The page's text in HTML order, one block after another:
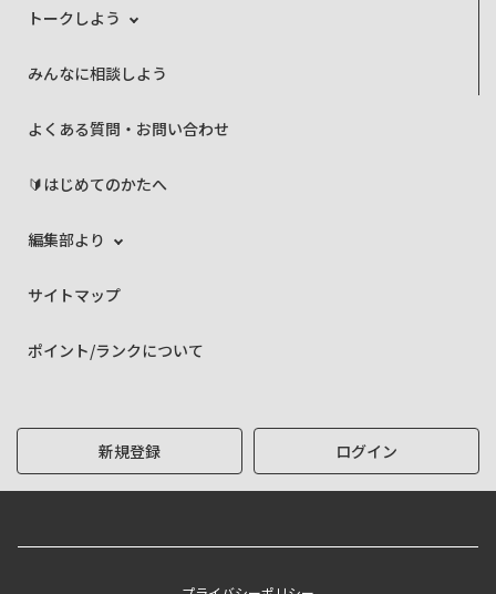
トークしよう
みんなに相談しよう
よくある質問・お問い合わせ
🔰はじめてのかたへ
編集部より
サイトマップ
ポイント/ランクについて
新規登録 ログイン